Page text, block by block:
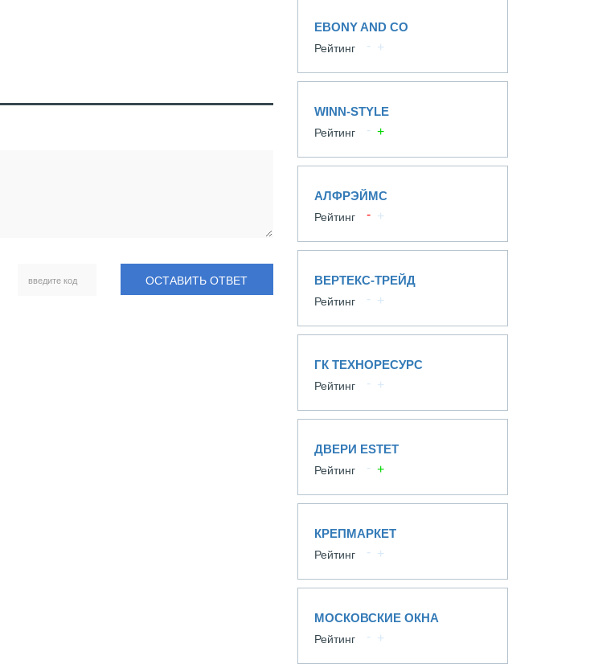
ОСТАВИТЬ ОТВЕТ
EBONY AND CO
Рейтинг
WINN-STYLE
Рейтинг
АЛФРЭЙМС
Рейтинг
ВЕРТЕКС-ТРЕЙД
Рейтинг
ГК ТЕХНОРЕСУРС
Рейтинг
ДВЕРИ ESTET
Рейтинг
КРЕПМАРКЕТ
Рейтинг
МОСКОВСКИЕ ОКНА
Рейтинг